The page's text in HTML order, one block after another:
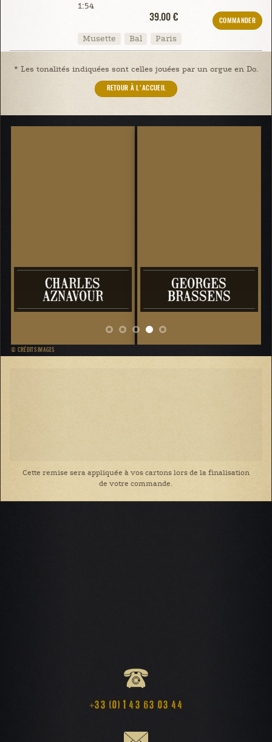
1:54
39.00 €
COMMANDER
Musette Bal Paris
* Les tonalités indiquées sont celles jouées par un orgue en Do.
RETOUR À L'ACCUEIL
CHARLES
AZNAVOUR
GEORGES
BRASSENS
© CRÉDITS IMAGES
Cette remise sera appliquée à vos cartons lors de la finalisation
de votre commande.
+33 (0) 1 43 63 03 44